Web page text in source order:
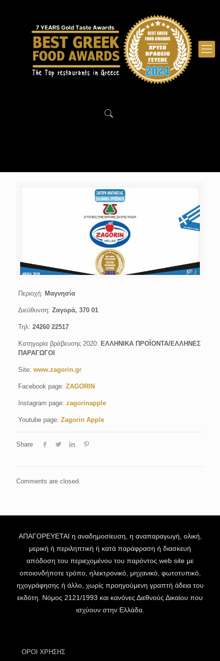
Περιοχή: Μαγνησία
Διεύθυνση: Ζαγορά, 370 01
Τηλ: 24260 22517
Κατηγορία βράβευσης 2020: ΕΛΛΗΝΙΚΑ ΠΡΟΪΟΝΤΑ/ΕΛΛΗΝΕΣ
ΠΑΡΑΓΩΓΟΙ
Site: www.zagorin.gr
Facebook page: ZAGORIN
Instagram page: zagorinapple
Youtube page: Zagorin Apple
Share
Comments are closed.
ΑΠΑΓΟΡΕΥΕΤΑΙ η αναδημοσίευση, η αναπαραγωγή, ολική,
μερική ή περιληπτική ή κατά παράφραση ή διασκευή
απόδοση του περιεχομένου του παρόντος web site με
οποιονδήποτε τρόπο, ηλεκτρονικό, μηχανικό, φωτοτυπικό,
ηχογράφησης ή άλλο, χωρίς προηγούμενη γραπτή άδεια του
εκδότη. Νόμος 2121/1993 και κανόνες Διεθνούς Δικαίου που
ισχύουν στην Ελλάδα.
ΟΡΟΙ ΧΡΗΣΗΣ